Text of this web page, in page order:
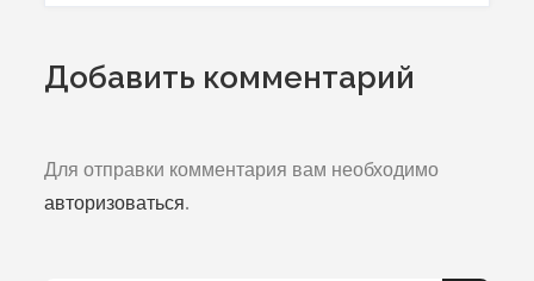
Добавить комментарий
Для отправки комментария вам необходимо
авторизоваться.